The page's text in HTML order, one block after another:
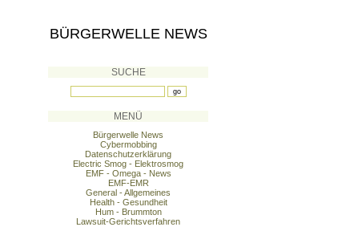
BÜRGERWELLE NEWS
SUCHE
MENÜ
Bürgerwelle News
Cybermobbing
Datenschutzerklärung
Electric Smog - Elektrosmog
EMF - Omega - News
EMF-EMR
General - Allgemeines
Health - Gesundheit
Hum - Brummton
Lawsuit-Gerichtsverfahren